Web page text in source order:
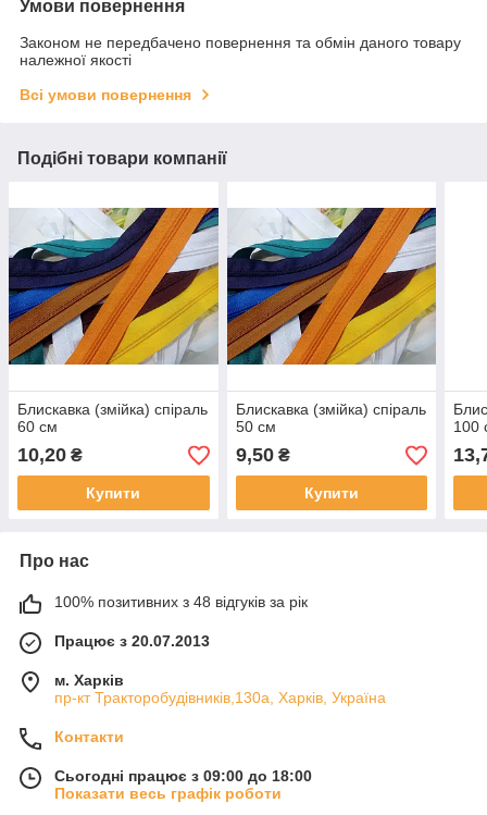
Умови повернення
Законом не передбачено повернення та обмін даного товару
належної якості
Всі умови повернення
Подібні товари компанії
Блискавка (змійка) спіраль
60 см
10,20 ₴
Купити
Блискавка (змійка) спіраль
50 см
9,50₴
Купити
100
Про нас
100% позитивних з 48 відгуків за рік
Працює з 20.07.2013
м. Харків
пр-кт Тракторобудівників,130а, Харків, Україна
Контакти
Сьогодні працює з 09:00 до 18:00
Показати весь графік роботи